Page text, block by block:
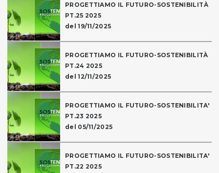
PROGETTIAMO IL FUTURO-SOSTENIBILITÀ
PT.25 2025
del 19/11/2025
PROGETTIAMO IL FUTURO-SOSTENIBILITÀ
PT.24 2025
del 12/11/2025
PROGETTIAMO IL FUTURO-SOSTENIBILITA'
PT.23 2025
del 05/11/2025
PROGETTIAMO IL FUTURO-SOSTENIBILITA'
PT.22 2025